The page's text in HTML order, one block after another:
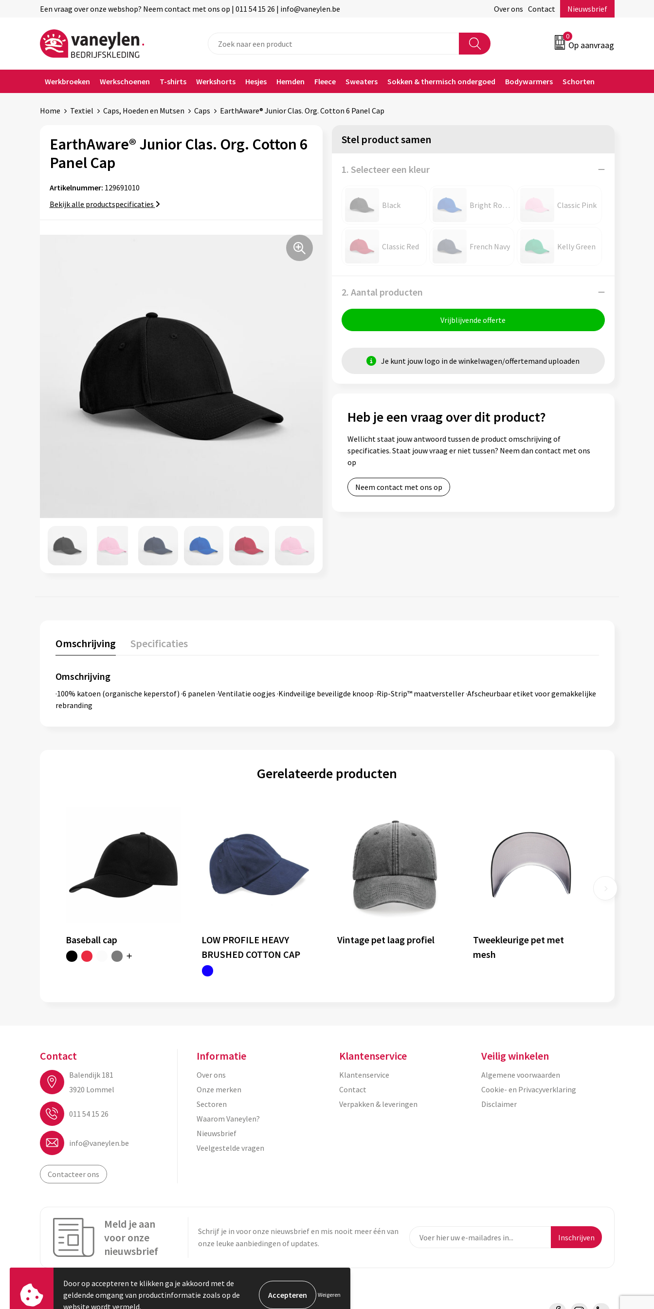
Een vraag over onze webshop? Neem contact met ons op | 011 54 15 26 | info@vaneylen.be Over ons Contact Nieuwsbrief
0
Op aanvraag
Werkbroeken Werkschoenen T-shirts Werkshorts Hesjes Hemden Fleece Sweaters Sokken & thermisch ondergoed Bodywarmers Schorten
Home Textiel Caps, Hoeden en Mutsen Caps EarthAware® Junior Clas. Org. Cotton 6 Panel Cap
EarthAware® Junior Clas. Org. Cotton 6
Panel Cap
Artikelnummer: 129691010
Bekijk alle productspecificaties
Stel product samen
1. Selecteer een kleur
Black Bright Royal Classic Pink
Classic Red French Navy Kelly Green
2. Aantal producten
Vrijblijvende offerte
Je kunt jouw logo in de winkelwagen/offertemand uploaden
Heb je een vraag over dit product?
Wellicht staat jouw antwoord tussen de product omschrijving of
specificaties. Staat jouw vraag er niet tussen? Neem dan contact met ons
op
Neem contact met ons op
Omschrijving Specificaties
Omschrijving
·100% katoen (organische keperstof) ·6 panelen ·Ventilatie oogjes ·Kindveilige beveiligde knoop ·Rip-Strip™ maatversteller ·Afscheurbaar etiket voor gemakkelijke
rebranding
Gerelateerde producten
Baseball cap
LOW PROFILE HEAVY
BRUSHED COTTON CAP
Vintage pet laag profiel
Tweekleurige pet met
mesh
Contact
Balendijk 181
3920 Lommel
011 54 15 26
info@vaneylen.be
Contacteer ons
Informatie
Over ons
Onze merken
Sectoren
Waarom Vaneylen?
Nieuwsbrief
Veelgestelde vragen
Klantenservice
Klantenservice
Contact
Verpakken & leveringen
Veilig winkelen
Algemene voorwaarden
Cookie- en Privacyverklaring
Disclaimer
Meld je aan
voor onze
nieuwsbrief
Schrijf je in voor onze nieuwsbrief en mis nooit meer één van
onze leuke aanbiedingen of updates.
Inschrijven
Door op accepteren te klikken ga je akkoord met de
geldende omgang van productinformatie zoals op de
website wordt vermeld.
Weigeren